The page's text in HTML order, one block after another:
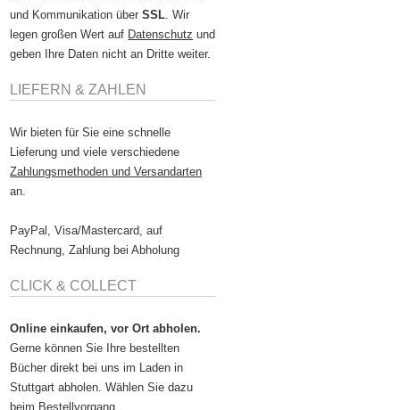
und Kommunikation überSSL . Wir
legen großen Wert auf Datenschutz und
geben Ihre Daten nicht an Dritte weiter.
LIEFERN & ZAHLEN
Wir bieten für Sie eine schnelle
Lieferung und viele verschiedene
Zahlungsmethoden und Versandarten
an.
PayPal, Visa/Mastercard, auf
Rechnung, Zahlung bei Abholung
CLICK & COLLECT
Online einkaufen, vor Ort abholen.
Gerne können Sie Ihre bestellten
Bücher direkt bei uns im Laden in
Stuttgart abholen. Wählen Sie dazu
beim Bestellvorgang